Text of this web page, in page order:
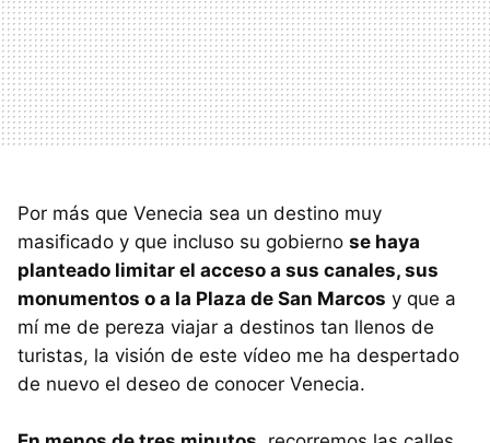
Por más que Venecia sea un destino muy
masificado y que incluso su gobierno se haya
planteado limitar el acceso a sus canales, sus
monumentos o a la Plaza de San Marcos y que a
mí me de pereza viajar a destinos tan llenos de
turistas, la visión de este vídeo me ha despertado
de nuevo el deseo de conocer Venecia.